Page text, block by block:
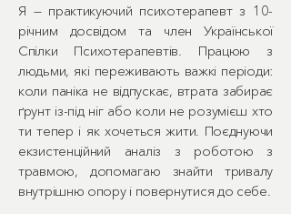
Я — практикуючий психотерапевт з 10-
річним досвідом та член Української
Спілки Психотерапевтів. Працюю з
людьми, які переживають важкі періоди:
коли паніка не відпускає, втрата забирає
ґрунт із-під ніг або коли не розумієш хто
ти тепер і як хочеться жити. Поєднуючи
екзистенційний аналіз з роботою з
травмою, допомагаю знайти тривалу
внутрішню опору і повернутися до себе.